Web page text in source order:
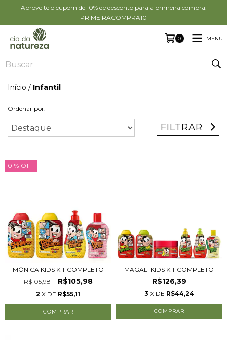
Aproveite o cupom de 10% de desconto para a primeira compra:
PRIMEIRACOMPRA10
0 MENU
Início / Infantil
Ordenar por:
FILTRAR
0 % OFF
MÔNICA KIDS KIT COMPLETO
R$105,98
R$105,98
2 X DE R$55,11
MAGALI KIDS KIT COMPLETO
R$126,39
3 X DE R$44,24